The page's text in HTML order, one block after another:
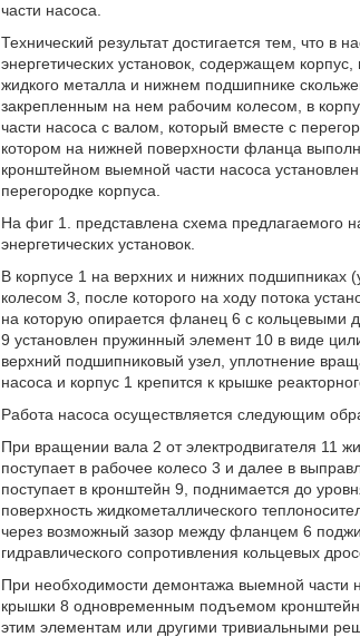
части насоса.
Технический результат достигается тем, что в
энергетических установок, содержащем
жидкого металла и нижнем подшипнике
закрепленным на нем рабочим колесом, в
части насоса с валом, который вместе с
котором на нижней поверхности фланца
кронштейном выемной части насоса
перегородке корпуса.
На фиг 1. представлена схема предлагаемого
энергетических установок.
В корпусе 1 на верхних и нижних подшипниках
колесом 3, после которого на ходу потока
на которую опирается фланец 6 с
9 установлен пружинный элемент 10 в виде
верхний подшипниковый узел, уплотнение
насоса и корпус 1 крепится к крышке
Работа насоса осуществляется следующим
При вращении вала 2 от электродвигателя 11
поступает в рабочее колесо 3 и далее в
поступает в кронштейн 9, поднимается до
поверхность жидкометаллического
через возможный зазор между фланцем 6
гидравлического сопротивления кольцевых
При необходимости демонтажа выемной части
крышки 8 одновременным подъемом
этим элементам или другими тривиальными